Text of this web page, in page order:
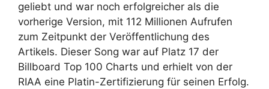
geliebt und war noch erfolgreicher als die
vorherige Version, mit 112 Millionen Aufrufen
zum Zeitpunkt der Veröffentlichung des
Artikels. Dieser Song war auf Platz 17 der
Billboard Top 100 Charts und erhielt von der
RIAA eine Platin-Zertifizierung für seinen Erfolg.